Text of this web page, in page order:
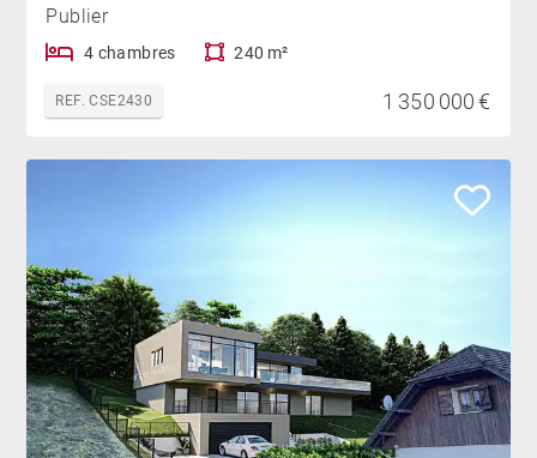
Publier
4 chambres 240 m²
REF. CSE2430 1 350 000 €